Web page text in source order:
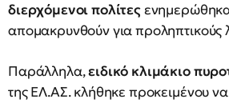
διερχόμενοι πολίτες
απομακρυνθούν για προληπτικούς
Παράλληλα,ειδικό κλιμάκιο
της ΕΛ.ΑΣ. κλήθηκε προκειμένου να